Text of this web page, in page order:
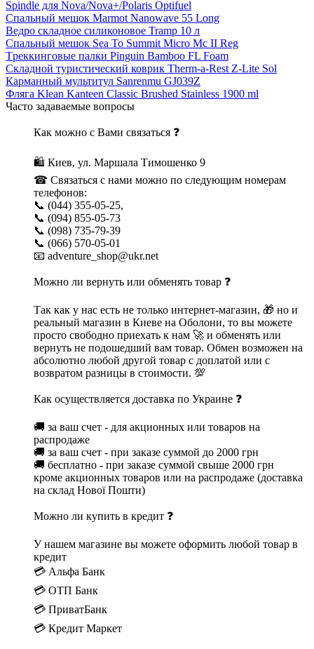
Spindle для Nova/Nova+/Polaris Optifuel
Спальный мешок Marmot Nanowave 55 Long
Ведро складное силиконовое Tramp 10 л
Спальный мешок Sea To Summit Micro Mc II Reg
Tреккинговые палки Pinguin Bamboo FL Foam
Складной туристический коврик Therm-a-Rest Z-Lite Sol
Карманный мультитул Sanrenmu GJ039Z
Фляга Klean Kanteen Classic Brushed Stainless 1900 ml
Часто задаваемые вопросы
Как можно с Вами связаться ❓
🛍 Киев, ул. Маршала Тимошенко 9
☎ Связаться с нами можно по следующим номерам
телефонов:
📞 (044) 355-05-25,
📞 (094) 855-05-73
📞 (098) 735-79-39
📞 (066) 570-05-01
📧 adventure_shop@ukr.net
Можно ли вернуть или обменять товар ❓
Так как у нас есть не только интернет-магазин, 🎁 но и
реальный магазин в Киеве на Оболони, то вы можете
просто свободно приехать к нам 🚀 и обменять или
вернуть не подошедший вам товар. Обмен возможен на
абсолютно любой другой товар с доплатой или с
возвратом разницы в стоимости. 💯
Как осуществляется доставка по Украине ❓
🚚 за ваш счет - для акционных или товаров на
распродаже
🚚 за ваш счет - при заказе суммой до 2000 грн
🚚 бесплатно - при заказе суммой свыше 2000 грн
кроме акционных товаров или на распродаже (доставка
на склад Нової Пошти)
Можно ли купить в кредит ❓
У нашем магазине вы можете оформить любой товар в
кредит
💳 Альфа Банк
💳 ОТП Банк
💳 ПриватБанк
💳 Кредит Маркет